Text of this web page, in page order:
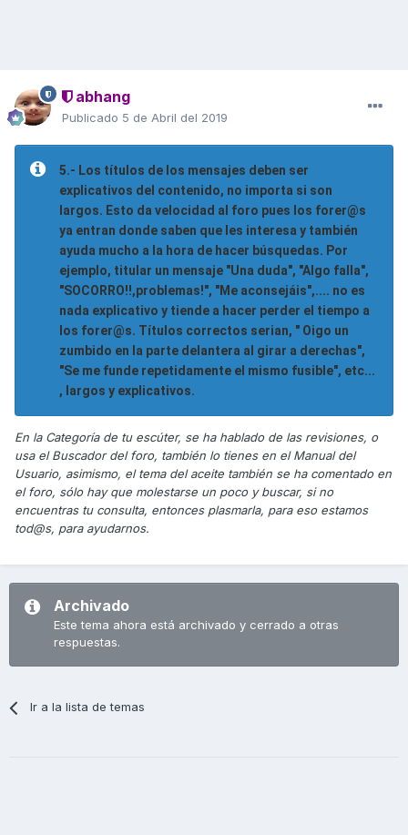
abhang
Publicado 5 de Abril del 2019
5.- Los títulos de los mensajes deben ser
explicativos del contenido, no importa si son
largos. Esto da velocidad al foro pues los forer@s
ya entran donde saben que les interesa y también
ayuda mucho a la hora de hacer búsquedas. Por
ejemplo, titular un mensaje "Una duda", "Algo falla",
"SOCORRO!!,problemas!", "Me aconsejáis",.... no es
nada explicativo y tiende a hacer perder el tiempo a
los forer@s. Títulos correctos serian, " Oigo un
zumbido en la parte delantera al girar a derechas",
"Se me funde repetidamente el mismo fusible", etc...
, largos y explicativos.
En la Categoría de tu escúter, se ha hablado de las revisiones, o
usa el Buscador del foro, también lo tienes en el Manual del
Usuario, asimismo, el tema del aceite también se ha comentado en
el foro, sólo hay que molestarse un poco y buscar, si no
encuentras tu consulta, entonces plasmarla, para eso estamos
tod@s, para ayudarnos.
Archivado
Este tema ahora está archivado y cerrado a otras
respuestas.
Ir a la lista de temas